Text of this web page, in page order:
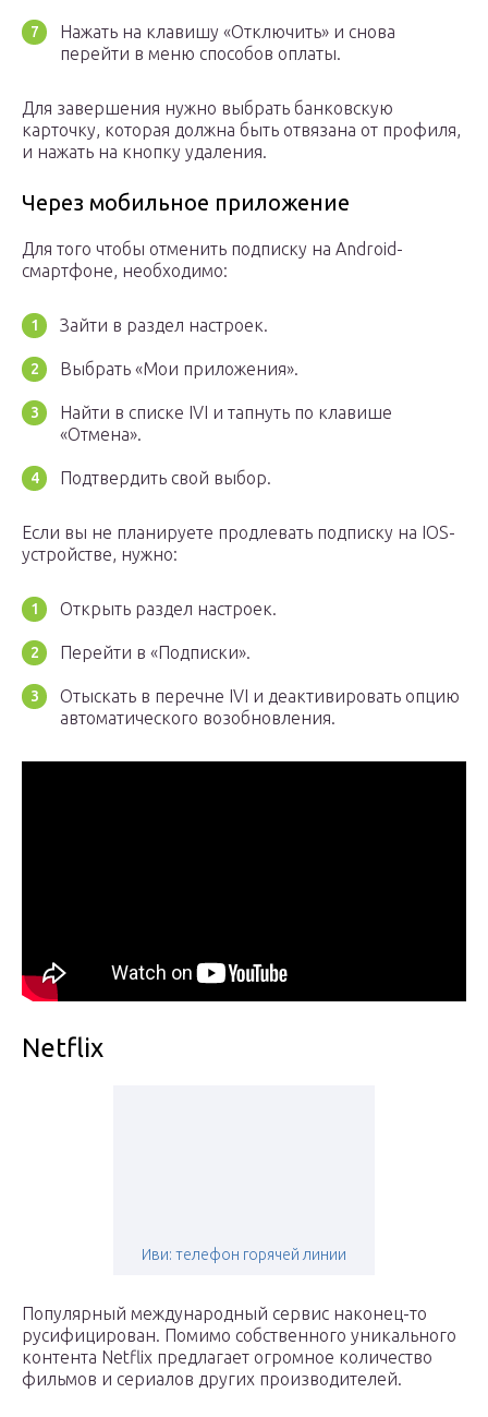
Нажать на клавишу «Отключить» и снова
перейти в меню способов оплаты.
Для завершения нужно выбрать банковскую
карточку, которая должна быть отвязана от профиля,
и нажать на кнопку удаления.
Через мобильное приложение
Для того чтобы отменить подписку на Android-
смартфоне, необходимо:
Зайти в раздел настроек.
Выбрать «Мои приложения».
Найти в списке IVI и тапнуть по клавише
«Отмена».
Подтвердить свой выбор.
Если вы не планируете продлевать подписку на IOS-
устройстве, нужно:
Открыть раздел настроек.
Перейти в «Подписки».
Отыскать в перечне IVI и деактивировать опцию
автоматического возобновления.
Netflix
Иви: телефон горячей линии
Популярный международный сервис наконец-то
русифицирован. Помимо собственного уникального
контента Netflix предлагает огромное количество
фильмов и сериалов других производителей.